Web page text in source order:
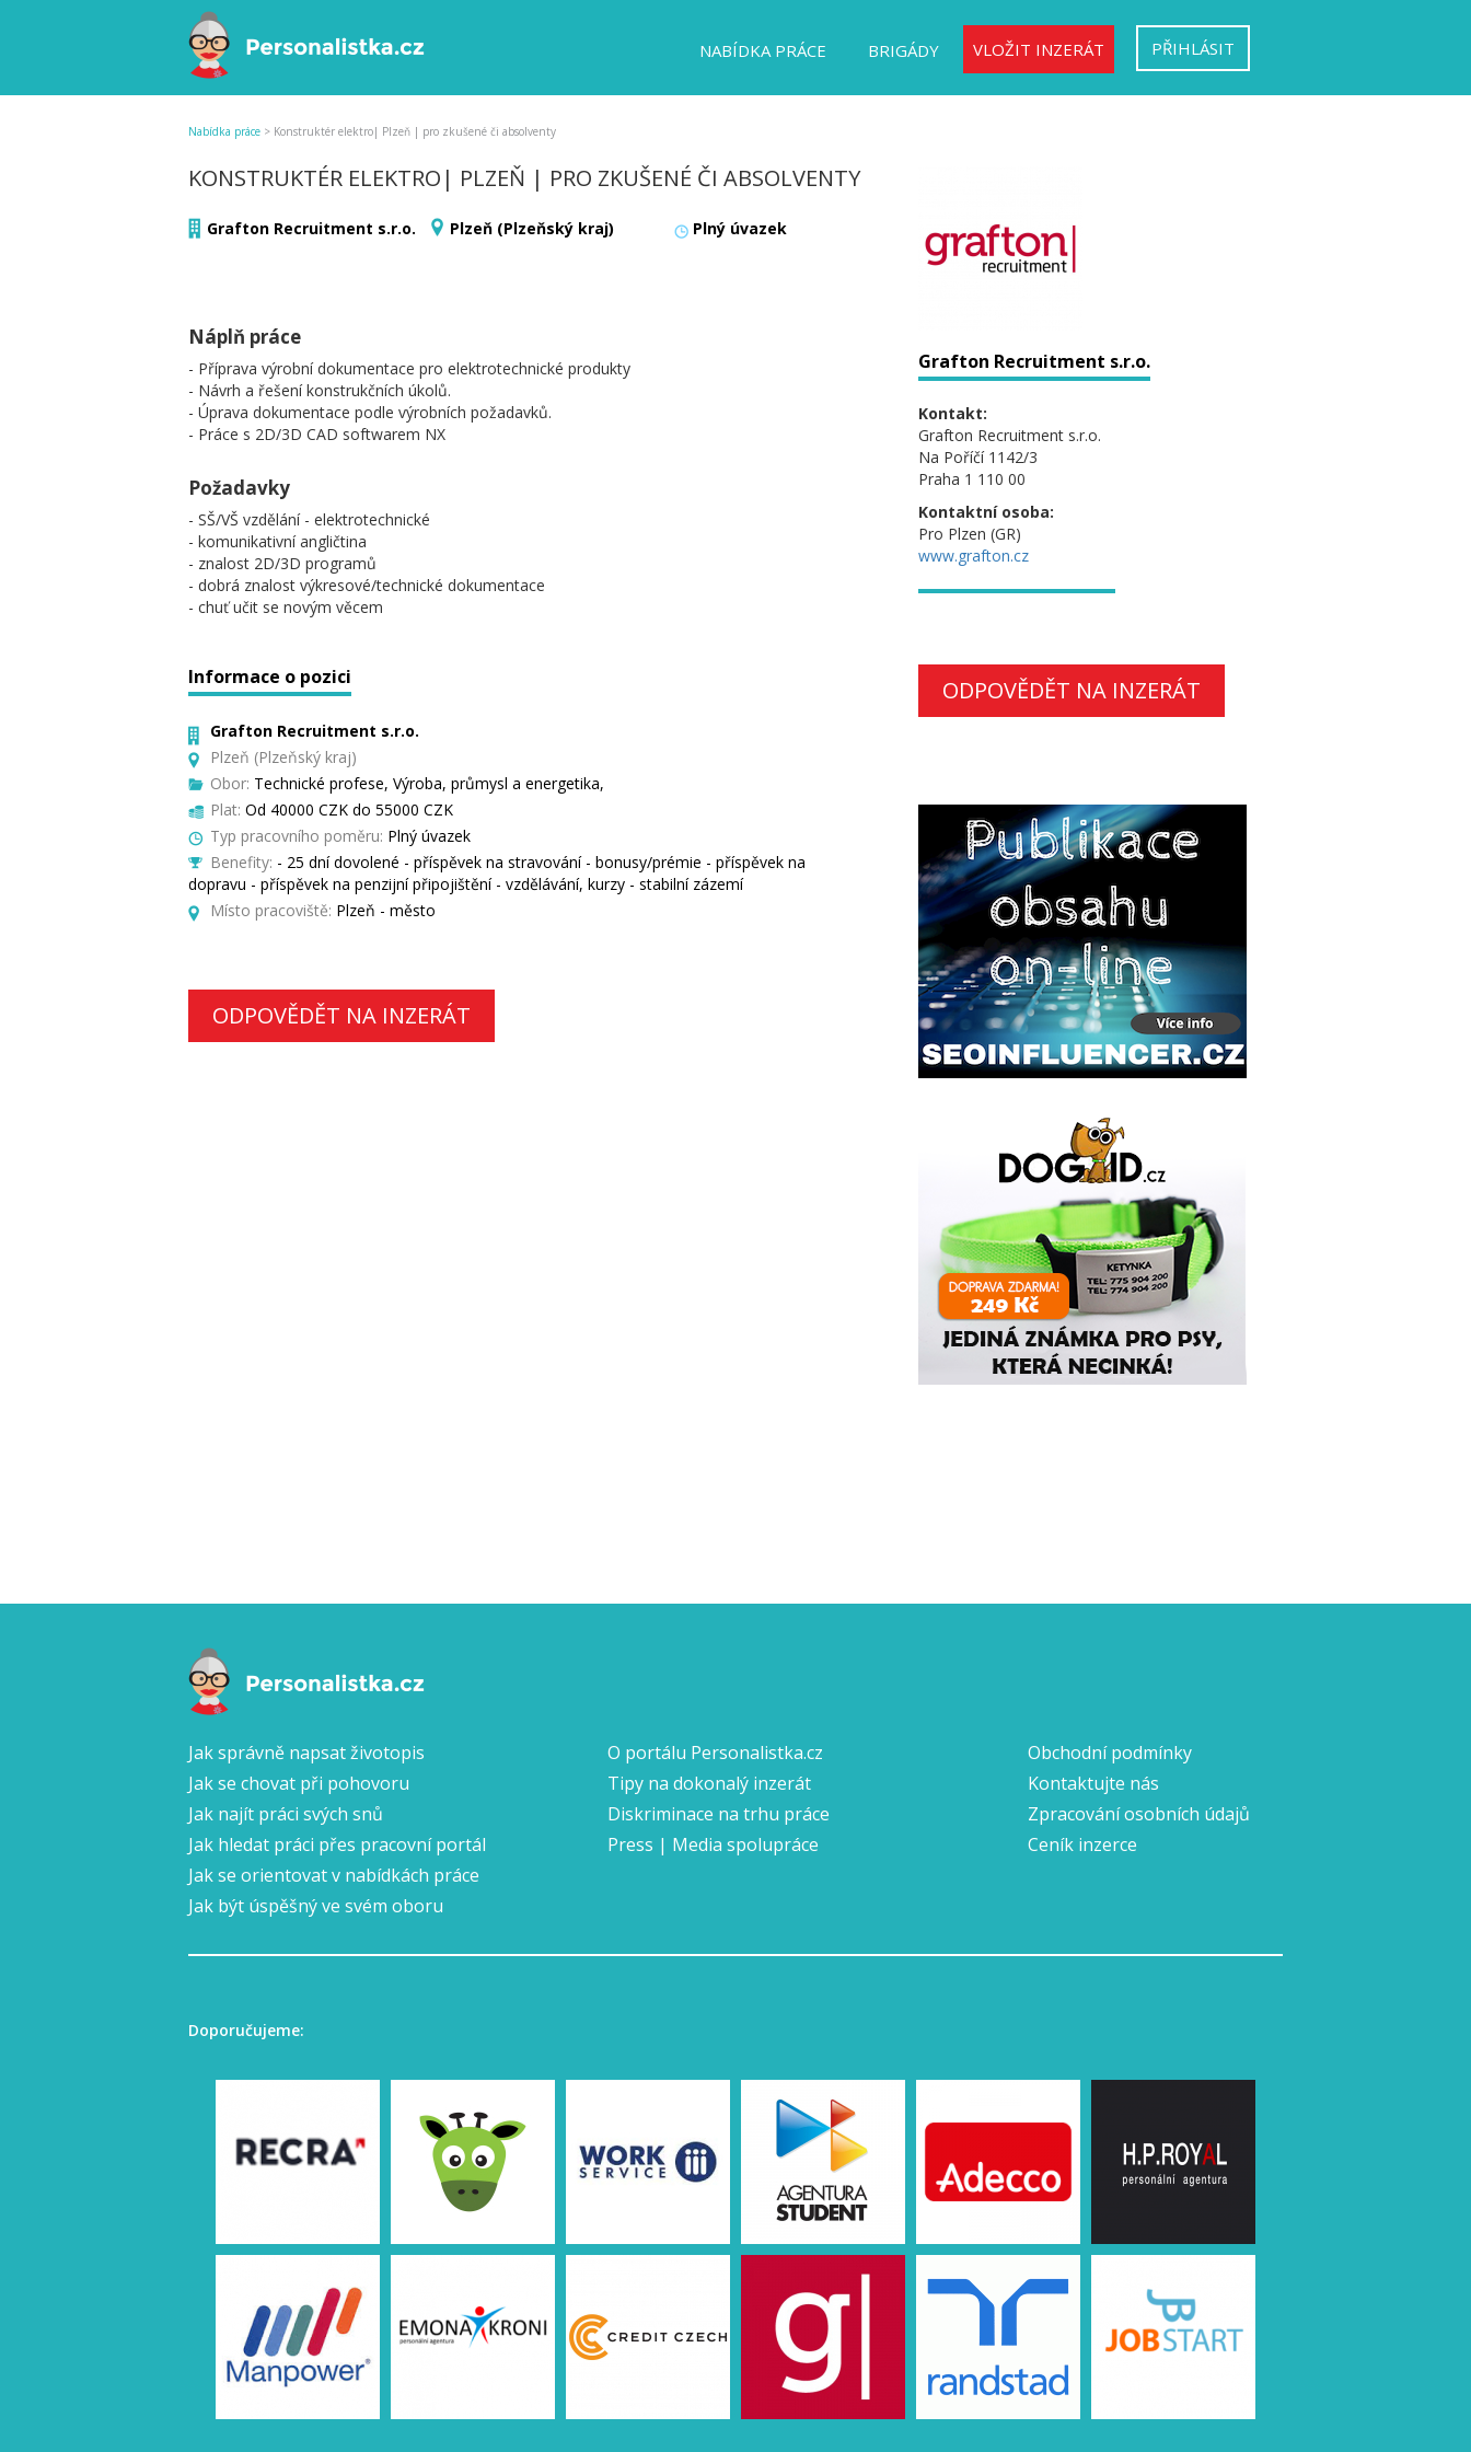
NABÍDKA PRÁCE BRIGÁDY VLOŽIT INZERÁT PŘIHLÁSIT
Nabídka práce > Konstruktér elektro| Plzeň | pro zkušené či absolventy
KONSTRUKTÉR ELEKTRO| PLZEŇ | PRO ZKUŠENÉ ČI ABSOLVENTY
Grafton Recruitment s.r.o. Plzeň (Plzeňský kraj) Plný úvazek
Náplň práce
- Příprava výrobní dokumentace pro elektrotechnické produkty
- Návrh a řešení konstrukčních úkolů.
- Úprava dokumentace podle výrobních požadavků.
- Práce s 2D/3D CAD softwarem NX
Požadavky
- SŠ/VŠ vzdělání - elektrotechnické
- komunikativní angličtina
- znalost 2D/3D programů
- dobrá znalost výkresové/technické dokumentace
- chuť učit se novým věcem
Informace o pozici
Grafton Recruitment s.r.o.
Plzeň (Plzeňský kraj)
Obor: Technické profese, Výroba, průmysl a energetika,
Plat: Od 40000 CZK do 55000 CZK
Typ pracovního poměru: Plný úvazek
Benefity: - 25 dní dovolené - příspěvek na stravování - bonusy/prémie - příspěvek na
dopravu - příspěvek na penzijní připojištění - vzdělávání, kurzy - stabilní zázemí
Místo pracoviště: Plzeň - město
ODPOVĚDĚT NA INZERÁT
Grafton Recruitment s.r.o.
Kontakt:
Grafton Recruitment s.r.o.
Na Poříčí 1142/3
Praha 1 110 00
Kontaktní osoba:
Pro Plzen (GR)
www.grafton.cz
ODPOVĚDĚT NA INZERÁT
Jak správně napsat životopis
Jak se chovat při pohovoru
Jak najít práci svých snů
Jak hledat práci přes pracovní portál
Jak se orientovat v nabídkách práce
Jak být úspěšný ve svém oboru
O portálu Personalistka.cz
Tipy na dokonalý inzerát
Diskriminace na trhu práce
Press | Media spolupráce
Obchodní podmínky
Kontaktujte nás
Zpracování osobních údajů
Ceník inzerce
Doporučujeme: